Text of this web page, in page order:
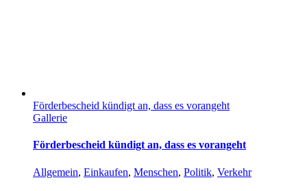
Förderbescheid kündigt an, dass es vorangeht
Gallerie
Förderbescheid kündigt an, dass es vorangeht
Allgemein, Einkaufen, Menschen, Politik, Verkehr